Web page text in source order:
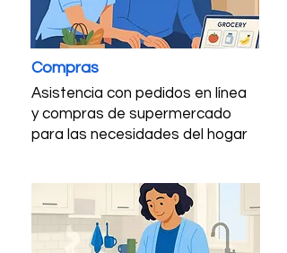
Compras
Asistencia con pedidos en línea
y compras de supermercado
para las necesidades del hogar